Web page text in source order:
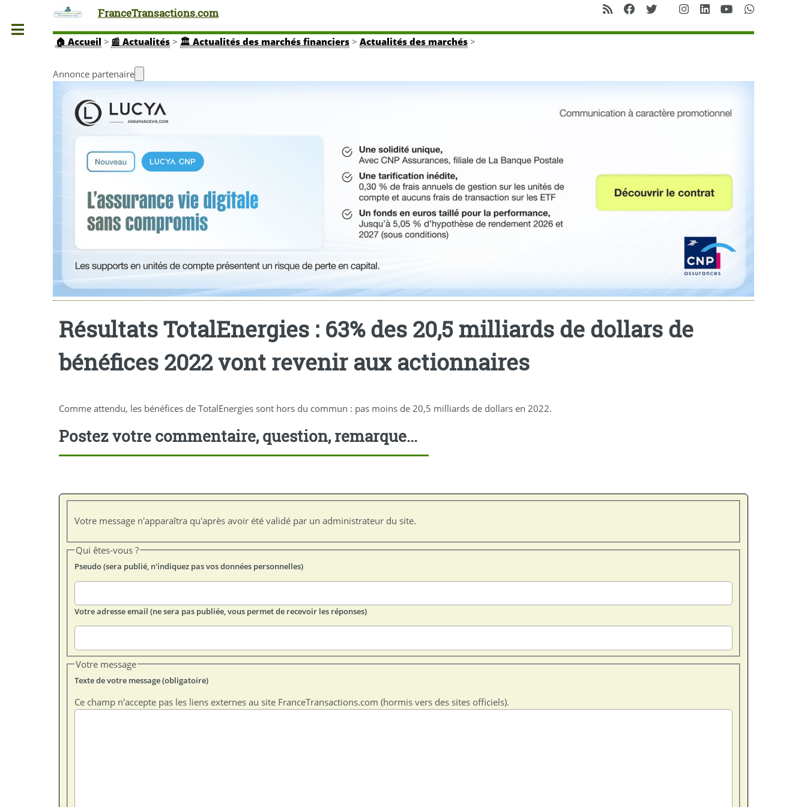
FranceTransactions.com
🏠 Accueil > 📰 Actualités > 🏛️ Actualités des marchés financiers> Actualités des marchés>
Annonce partenaire
Résultats TotalEnergies : 63% des 20,5 milliards de dollars de
bénéfices 2022 vont revenir aux actionnaires
Comme attendu, les bénéfices de TotalEnergies sont hors du commun : pas moins de 20,5 milliards de dollars en 2022.
Postez votre commentaire, question, remarque...
Votre message n'apparaîtra qu'après avoir été validé par un administrateur du site.
Qui êtes-vous ?
Pseudo (sera publié, n'indiquez pas vos données personnelles)
Votre adresse email (ne sera pas publiée, vous permet de recevoir les réponses)
Votre message
Texte de votre message (obligatoire)
Ce champ n'accepte pas les liens externes au site FranceTransactions.com (hormis vers des sites officiels).
Toggle